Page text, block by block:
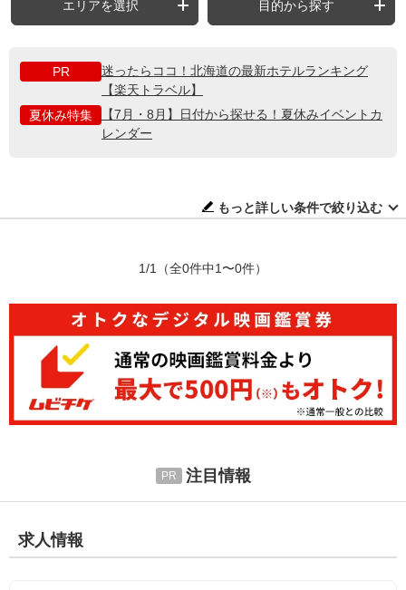
エリアを選択 目的から探す
PR
迷ったらココ！北海道の最新ホテルランキング
【楽天トラベル】
夏休み特集
【7月・8月】日付から探せる！夏休みイベントカ
レンダー
もっと詳しい条件で絞り込む
1/1 （全0件中1〜0件）
注目情報
求人情報